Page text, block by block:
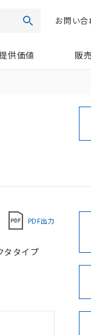
検索お問い合
供価値 販
PDF出力
タタイプ